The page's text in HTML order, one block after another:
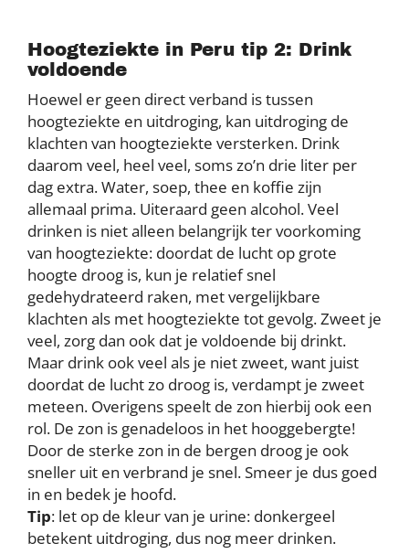
Hoogteziekte in Peru tip 2: Drink
voldoende
Hoewel er geen direct verband is tussen
hoogteziekte en uitdroging, kan uitdroging de
klachten van hoogteziekte versterken. Drink
daarom veel, heel veel, soms zo’n drie liter per
dag extra. Water, soep, thee en koffie zijn
allemaal prima. Uiteraard geen alcohol. Veel
drinken is niet alleen belangrijk ter voorkoming
van hoogteziekte: doordat de lucht op grote
hoogte droog is, kun je relatief snel
gedehydrateerd raken, met vergelijkbare
klachten als met hoogteziekte tot gevolg. Zweet je
veel, zorg dan ook dat je voldoende bij drinkt.
Maar drink ook veel als je niet zweet, want juist
doordat de lucht zo droog is, verdampt je zweet
meteen. Overigens speelt de zon hierbij ook een
rol. De zon is genadeloos in het hooggebergte!
Door de sterke zon in de bergen droog je ook
sneller uit en verbrand je snel. Smeer je dus goed
in en bedek je hoofd.
Tip: let op de kleur van je urine: donkergeel
betekent uitdroging, dus nog meer drinken.